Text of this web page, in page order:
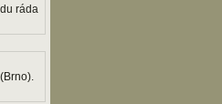
ráda